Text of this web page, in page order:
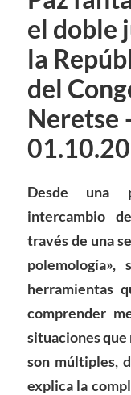
el doble
la
del
Neretse
Desde una
intercambio
través de una
herramientas
comprender
situaciones que
son múltiples,
explica la